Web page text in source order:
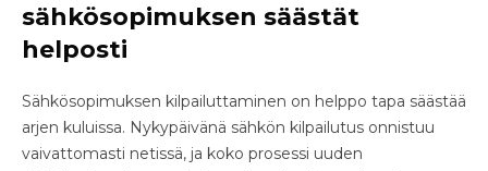
sähkösopimuksen säästät
helposti
Sähkösopimuksen kilpailuttaminen on helppo tapa säästää
arjen kuluissa. Nykypäivänä sähkön kilpailutus onnistuu
vaivattomasti netissä, ja koko prosessi uuden